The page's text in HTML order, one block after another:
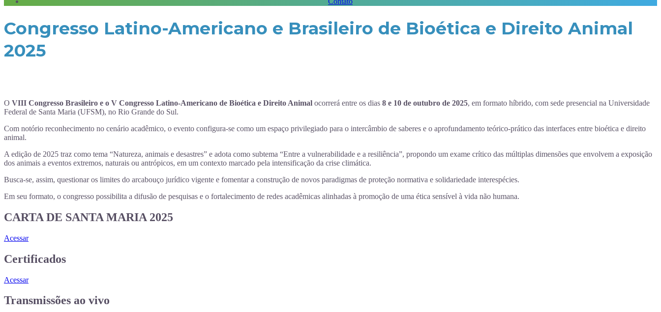
Congresso Latino-Americano e Brasileiro de Bioética e Direito Animal
2025
O VIII Congresso Brasileiro e o V Congresso Latino-Americano de Bioética e Direito Animal ocorrerá entre os dias 8 e 10 de outubro de 2025, em formato híbrido, com sede presencial na Universidade
Federal de Santa Maria (UFSM), no Rio Grande do Sul.
Com notório reconhecimento no cenário acadêmico, o evento configura-se como um espaço privilegiado para o intercâmbio de saberes e o aprofundamento teórico-prático das interfaces entre bioética e direito
animal.
A edição de 2025 traz como tema “Natureza, animais e desastres” e adota como subtema “Entre a vulnerabilidade e a resiliência”, propondo um exame crítico das múltiplas dimensões que envolvem a exposição
dos animais a eventos extremos, naturais ou antrópicos, em um contexto marcado pela intensificação da crise climática.
Busca-se, assim, questionar os limites do arcabouço jurídico vigente e fomentar a construção de novos paradigmas de proteção normativa e solidariedade interespécies.
Em seu formato, o congresso possibilita a difusão de pesquisas e o fortalecimento de redes acadêmicas alinhadas à promoção de uma ética sensível à vida não humana.
CARTA DE SANTA MARIA 2025
Acessar
Certificados
Acessar
Transmissões ao vivo